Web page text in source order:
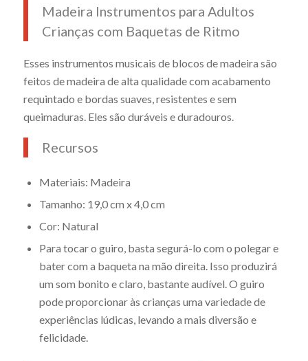
Madeira Instrumentos para Adultos
Crianças com Baquetas de Ritmo
Esses instrumentos musicais de blocos de madeira são
feitos de madeira de alta qualidade com acabamento
requintado e bordas suaves, resistentes e sem
queimaduras. Eles são duráveis e duradouros.
Recursos
Materiais: Madeira
Tamanho: 19,0 cm x 4,0 cm
Cor: Natural
Para tocar o guiro, basta segurá-lo com o polegar e
bater com a baqueta na mão direita. Isso produzirá
um som bonito e claro, bastante audível. O guiro
pode proporcionar às crianças uma variedade de
experiências lúdicas, levando a mais diversão e
felicidade.